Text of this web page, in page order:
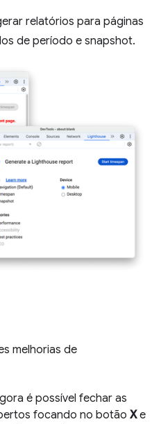
relatórios para páginas
de período e snapshot.
melhorias de
é possível fechar as
focando no botão Xe